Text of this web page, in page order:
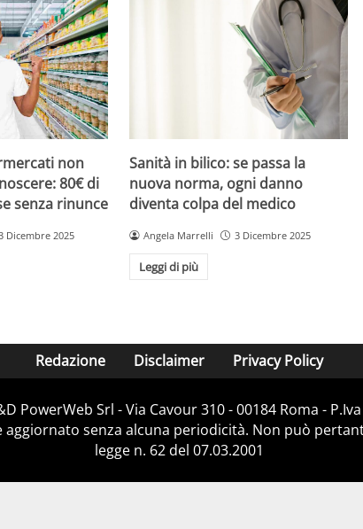
non
80€ di
senza rinunce
3 Dicembre 2025
Sanità in bilico: se passa la
nuova norma, ogni danno
diventa colpa del medico
Angela Marrelli 3 Dicembre 2025
Leggi di più
Redazione Disclaimer Privacy Policy
Srl - Via Cavour 310 - 00184 Roma -
senza alcuna periodicità. Non può
legge n. 62 del 07.03.2001